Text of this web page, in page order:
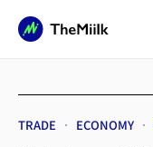
TRADE ECONOMY